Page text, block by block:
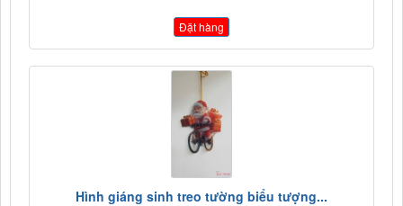
Đặt hàng
Hình giáng sinh treo tường biểu tượng...